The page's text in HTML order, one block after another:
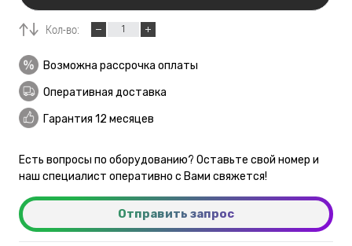
Кол-во:
Возможна рассрочка оплаты
Оперативная доставка
Гарантия 12 месяцев
Есть вопросы по оборудованию? Оставьте свой номер и
наш специалист оперативно с Вами свяжется!
Отправить запрос